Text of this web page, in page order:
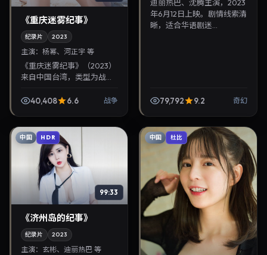
《重庆迷雾纪事》
纪录片 2023
主演： 杨幂、河正宇 等
《重庆迷雾纪事》（2023）
来自中国台湾，类型为战
正宇等参与演出。2023年9
40,408 6.6 战争
迪丽热巴、沈腾主演，2023
年6月12日上映。剧情线索清
晰，适合华语剧迷...
79,792 9.2 奇幻
中国 HDR
99:33
《济州岛的纪事》
纪录片 2023
主演： 玄彬、迪丽热巴 等
中国 杜比